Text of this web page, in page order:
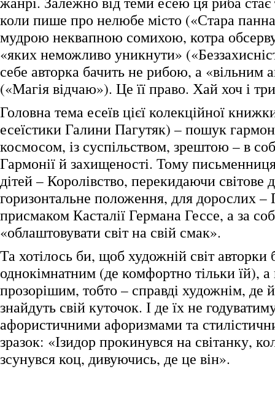
коли пише про нелюбе місто («Стара
мудрою неквапною сомихою, котра
«яких неможливо уникнути»
себе авторка бачить не рибою, а «вільним
(«Магія відчаю»). Це її право. Хай хоч і
Головна тема есеїв цієї колекційної
есеїстики Галини Пагутяк) – пошук
космосом, із суспільством, зрештою – в
Гармонії й захищеності. Тому
дітей – Королівство, перекидаючи світове
горизонтальне положення, для дорослих –
присмаком Касталії Германа Гессе, а за
«облаштовувати світ на свій смак».
Та хотілось би, щоб художній світ авторки
однокімнатним (де комфортно тільки їй),
прозорішим, тобто – справді художнім, де
знайдуть свій куточок. І де їх не
афористичними афоризмами та
зразок: «Ізидор прокинувся на світанку,
зсунувся коц, дивуючись, де це він».